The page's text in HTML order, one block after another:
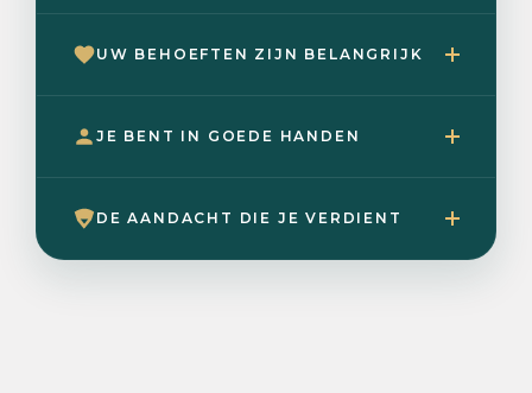
UW BEHOEFTEN ZIJN BELANGRIJK
JE BENT IN GOEDE HANDEN
DE AANDACHT DIE JE VERDIENT